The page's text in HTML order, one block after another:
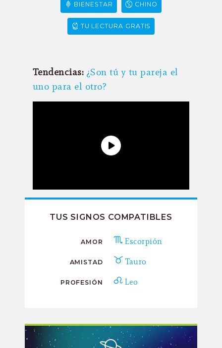
BIENESTAR CHINO
TU LECTURA GRATIS
Tendencias: ¿Son tú y tu pareja el
uno para el otro?
TUS SIGNOS COMPATIBLES
AMOR Escorpión
AMISTAD Tauro
PROFESIÓN Leo